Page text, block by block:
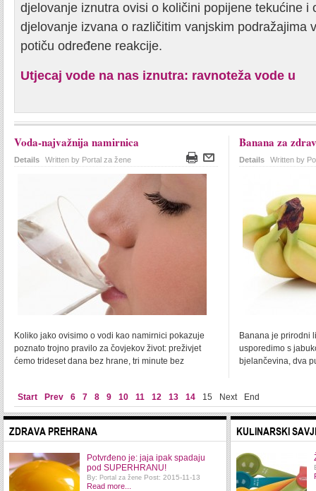
djelovanje iznutra ovisi o količini popijene tekućine i
djelovanje izvana o različitim vanjskim podražajima
potiču određene reakcije.
Utjecaj vode na nas iznutra: ravnoteža vode u
Voda-najvažnija namirnica
Details Written by Portal za žene
Koliko jako ovisimo o vodi kao namirnici pokazuje
poznato trojno pravilo za čovjekov život: preživjet
ćemo trideset dana bez hrane, tri minute bez
Banana za
Details Written by
Banana je prirodni
usporedimo s
bjelančevina, dva
Start Prev 6 7 8 9 10 11 12 13 14 15 Next End
ZDRAVA PREHRANA
Potvrđeno je: jaja ipak spadaju
pod SUPERHRANU!
By: Portal za žene Post: 2015-11-13
Read more...
KULINARSKI